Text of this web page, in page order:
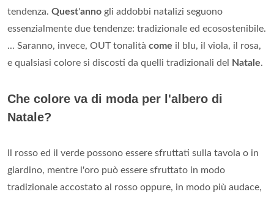
tendenza. Quest'anno gli addobbi natalizi seguono
essenzialmente due tendenze: tradizionale ed ecosostenibile.
... Saranno, invece, OUT tonalità come il blu, il viola, il rosa,
e qualsiasi colore si discosti da quelli tradizionali del
Natale.
Che colore va di moda per l'albero di
Natale?
Il rosso ed il verde possono essere sfruttati sulla tavola o in
giardino, mentre l'oro può essere sfruttato in modo
tradizionale accostato al rosso oppure, in modo più audace,